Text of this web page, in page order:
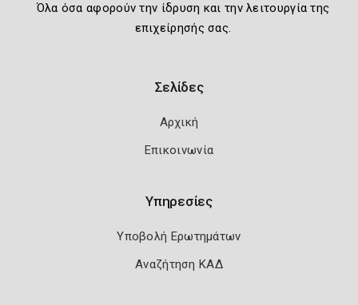
Όλα όσα αφορούν την ίδρυση και την λειτουργία της
επιχείρησής σας.
Σελίδες
Αρχική
Επικοινωνία
Υπηρεσίες
Υποβολή Ερωτημάτων
Αναζήτηση ΚΑΔ